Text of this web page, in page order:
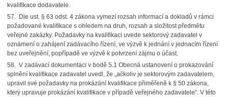
kvalifikace dodavatele.
57. Dle ust. § 63 odst. 4 zákona vymezí rozsah informací a dokladů v rámci
požadované kvalifikace s ohledem na druh, rozsah a složitost předmětu
veřejné zakázky. Požadavky na kvalifikaci uvede sektorový zadavatel v
oznámení o zahájení zadávacího řízení, ve výzvě k jednání v jednacím řízení
bez uveřejnění, popřípadě ve výzvě k potvrzení zájmu o účast.
58. V zadávací dokumentaci v bodě 5.1 Obecná ustanovení o prokazování
splnění kvalifikace zadavatel uvedl, že „ačkoliv je sektorovým zadavatelem,
upravil své požadavky na prokázání kvalifikace přiměřeně k § 50 zákona,
který upravuje prokázání kvalifikace v případě veřejného zadavatele“. V této